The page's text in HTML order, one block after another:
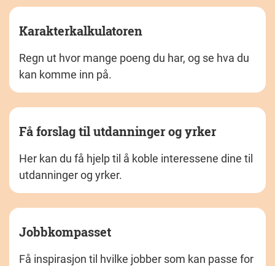
Karakterkalkulatoren
Regn ut hvor mange poeng du har, og se hva du
kan komme inn på.
Få forslag til utdanninger og yrker
Her kan du få hjelp til å koble interessene dine til
utdanninger og yrker.
Jobbkompasset
Få inspirasjon til hvilke jobber som kan passe for